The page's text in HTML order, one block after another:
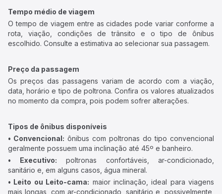
Tempo médio de viagem
O tempo de viagem entre as cidades pode variar conforme a
rota, viação, condições de trânsito e o tipo de ônibus
escolhido. Consulte a estimativa ao selecionar sua passagem.
Preço da passagem
Os preços das passagens variam de acordo com a viação,
data, horário e tipo de poltrona. Confira os valores atualizados
no momento da compra, pois podem sofrer alterações.
Tipos de ônibus disponíveis
• Convencional: ônibus com poltronas do tipo convencional
geralmente possuem uma inclinação até 45º e banheiro.
• Executivo: poltronas confortáveis, ar-condicionado,
sanitário e, em alguns casos, água mineral.
• Leito ou Leito-cama: maior inclinação, ideal para viagens
mais longas, com ar-condicionado, sanitário e, possivelmente,